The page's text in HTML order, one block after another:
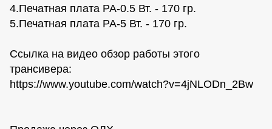
4.Печатная плата PA-0.5 Вт. - 170 гр.
5.Печатная плата PA-5 Вт. - 170 гр.
Ссылка на видео обзор работы этого
трансивера:
https://www.youtube.com/watch?v=4jNLODn_2Bw